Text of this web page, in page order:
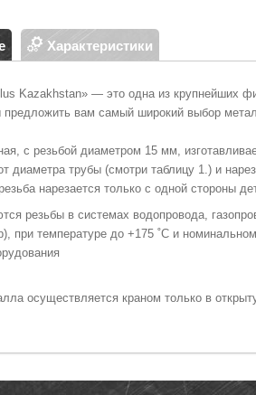
Характеристики
Kazakhstan» — это одна из крупнейших
предложить вам самый широкий выбор
с резьбой диаметром 15 мм,
диаметра трубы (смотри таблицу 1.) и
нарезается только с одной стороны
резьбы в системах водопровода,
при температуре до +175 ˚С и
осуществляется краном только в